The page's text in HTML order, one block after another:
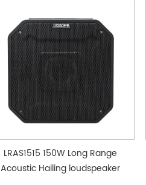
LRAS1515 150W Long Range
Acoustic Hailing loudspeaker